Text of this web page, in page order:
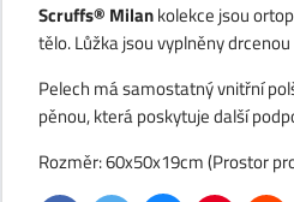
Scruffs® Milankolekce jsou
tělo. Lůžka jsou vyplněny
Pelech má samostatný vnitřní
pěnou, která poskytuje další
Rozměr: 60x50x19cm (Prostor